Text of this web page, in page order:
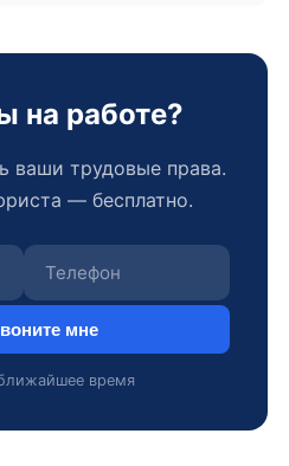
на работе?
ваши трудовые права.
— бесплатно.
мне
время